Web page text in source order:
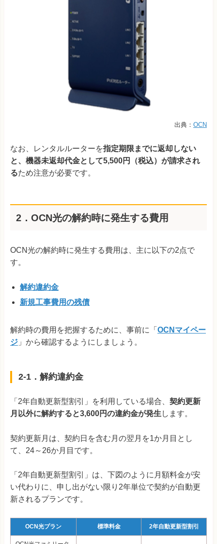
出典： OCN
なお、レンタルルーターを指定期限までに返却しない
と、機器未返却代金として5,500円（税込）が請求され
るため注意が必要です。
2．OCN光の解約時に発生する費用
OCN光の解約時に発生する費用は、主に以下の2点で
す。
解約違約金
新規工事費用の残債
解約時の費用を把握するために、事前に「 OCNマイペー
ジ 」から確認するようにしましょう。
2-1．解約違約金
「2年自動更新型割引」を利用している場合、 契約更新
月以外に解約すると3,600円の違約金が発生 します。
契約更新月は、契約日を含む月の翌月を1か月目とし
て、24～26か月目です。
「2年自動更新型割引」は、下図のように月額料金が安
い代わりに、申し出がない限り2年単位で契約が自動更
新されるプランです。
OCN光プラン 標準料金 2年自動更新型割引